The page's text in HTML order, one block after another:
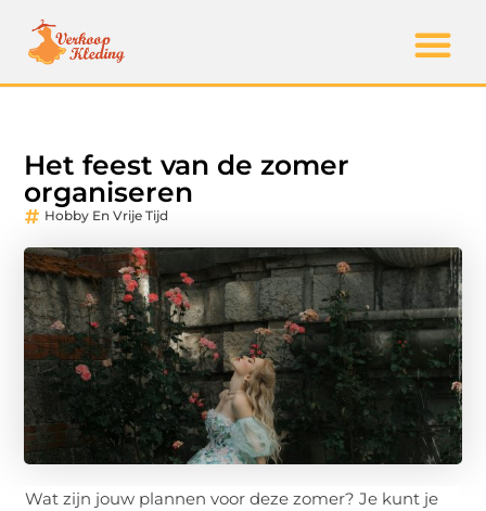
Het feest van de zomer
organiseren
Hobby En Vrije Tijd
Wat zijn jouw plannen voor deze zomer? Je kunt je